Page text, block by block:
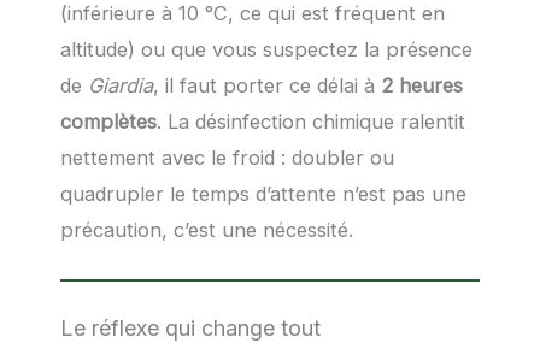
(inférieure à 10 °C, ce qui est fréquent en
altitude) ou que vous suspectez la présence
de Giardia, il faut porter ce délai à 2 heures
complètes. La désinfection chimique ralentit
nettement avec le froid : doubler ou
quadrupler le temps d’attente n’est pas une
précaution, c’est une nécessité.
Le réflexe qui change tout